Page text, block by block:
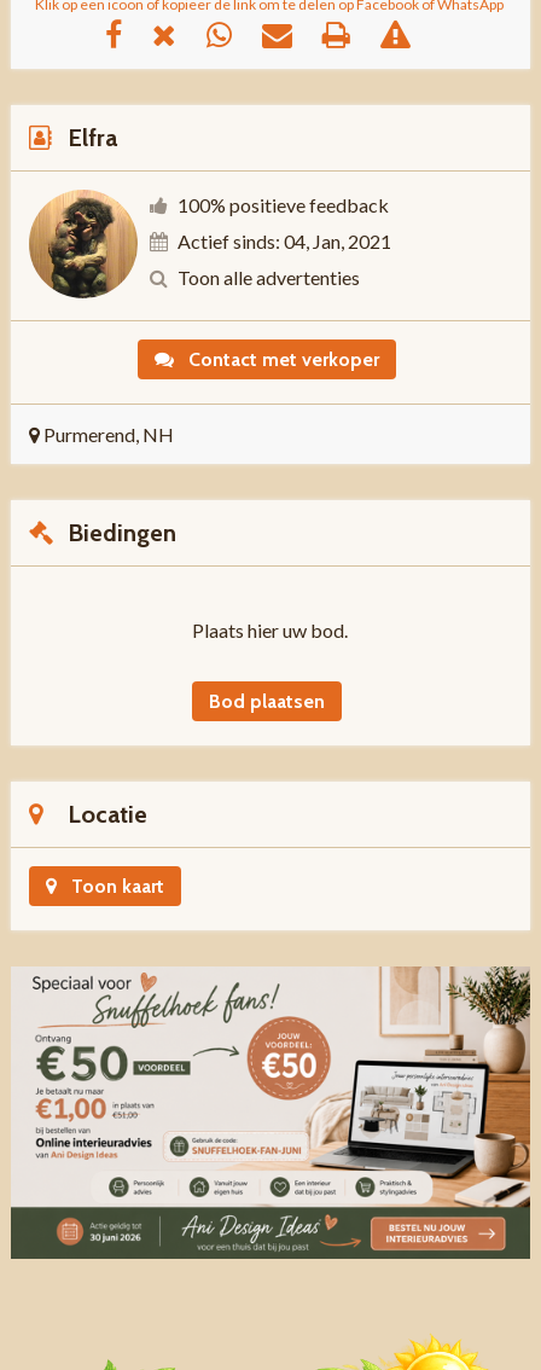
Klik op een icoon of kopieer de link om te delen op Facebook of WhatsApp
Elfra
100% positieve feedback
Actief sinds: 04, Jan, 2021
Toon alle advertenties
Contact met verkoper
Purmerend, NH
Biedingen
Plaats hier uw bod.
Bod plaatsen
Locatie
Toon kaart